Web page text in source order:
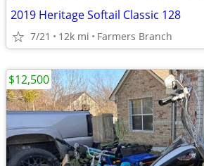
2019 Heritage Softail Classic 128
7/21 12k mi Farmers Branch
$12,500